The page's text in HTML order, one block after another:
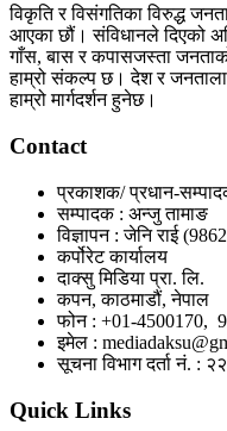
विकृति र विसंगतिका विरुद्ध
आएका छौं। संविधानले दिएको
गाँस, बास र कपासजस्ता
हाम्रो संकल्प छ। देश र जनतालाई
हाम्रो मार्गदर्शन हुनेछ।
Contact
प्रकाशक/ प्रधान-
सम्पादक : अन्जु तामाङ
विज्ञापन : जेनि राई
कर्पोरेट कार्यालय
दाक्सु मिडिया प्रा. लि.
कपन, काठमाडौं, नेपाल
फोन : +01-4500170,
इमेल :
सूचना विभाग दर्ता नं. :
Quick Links